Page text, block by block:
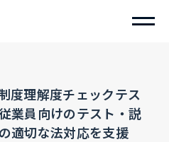
度理解度チェックテス
業員向けのテスト・説
適切な法対応を支援